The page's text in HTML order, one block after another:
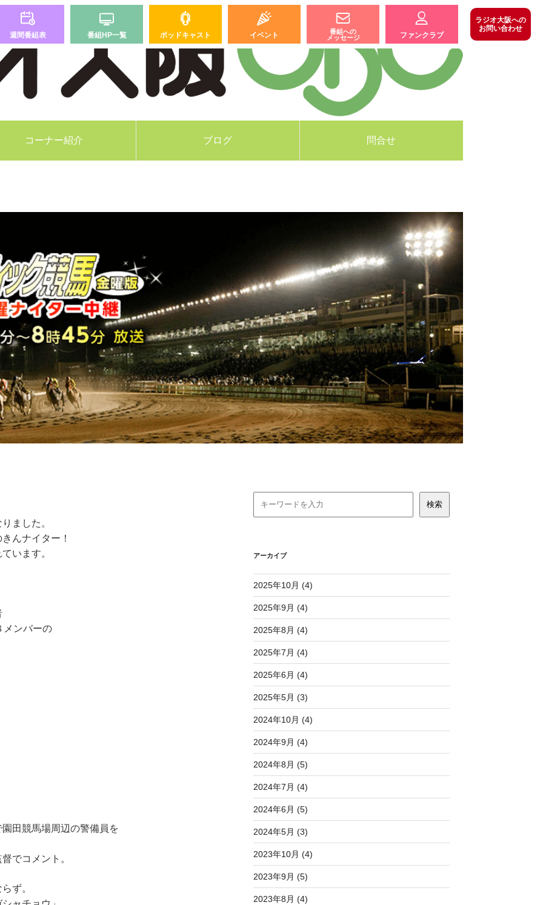
週間番組表 番組HP一覧 ポッドキャスト イベント
番組への
メッセージ
ファンクラブ
ラジオ大阪への
お問い合わせ
コーナー紹介 ブログ 問合せ
ました。
んナイター！
います。
メンバーの
田競馬場周辺の警備員を
でコメント。
ず。
アーカイブ
2025年10月 (4)
2025年9月 (4)
2025年8月 (4)
2025年7月 (4)
2025年6月 (4)
2025年5月 (3)
2024年10月 (4)
2024年9月 (4)
2024年8月 (5)
2024年7月 (4)
2024年6月 (5)
2024年5月 (3)
2023年10月 (4)
2023年9月 (5)
2023年8月 (4)